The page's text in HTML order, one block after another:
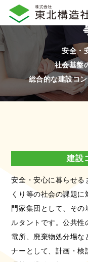
安全・
社会基盤
総合的な建設コ
建設
安全・安心に暮らせる
くり等の社会の課題
門家集団として、そ
ルタントです。公共性
電所、廃棄物処分場な
ナーとして、計画・検